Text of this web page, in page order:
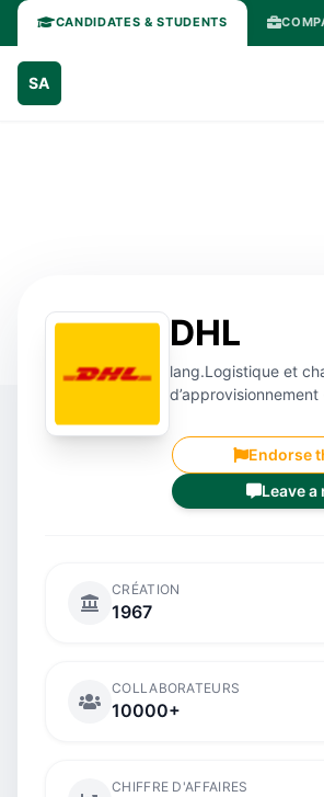
CANDIDATES & STUDENTS
SA
DHL
lang.Logistique et
d’approvisionnement
Endorse
Leave a
CRÉATION
1967
COLLABORATEURS
10000+
CHIFFRE D'AFFAIRES